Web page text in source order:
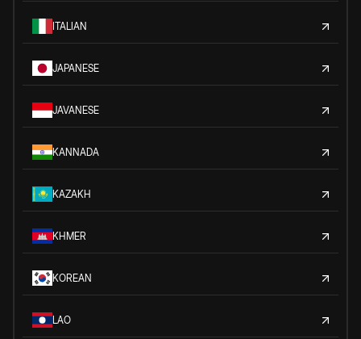
ITALIAN
JAPANESE
JAVANESE
KANNADA
KAZAKH
KHMER
KOREAN
LAO